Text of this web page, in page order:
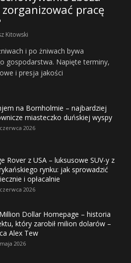
pracę
Kitowski
i po żniwach bywa
gospodarstwa. Napięte terminy,
i presja jakości
na Bornholmie – najbardziej
miasteczko duńskiej wyspy
2026
Rover z USA – luksusowe SUV-y z
rynku: jak sprowadzić
i opłacalnie
2026
Dollar Homepage – historia
który zarobił milion dolarów –
Alex Tew
2026